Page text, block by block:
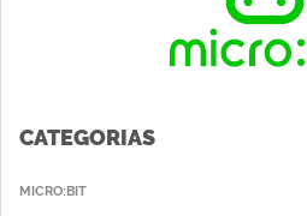
CATEGORIAS
MICRO:BIT